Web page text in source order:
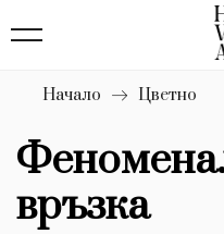
Бизнес
Мода
Dialogue
Изкуство
4340
Начало Цветно
връзка